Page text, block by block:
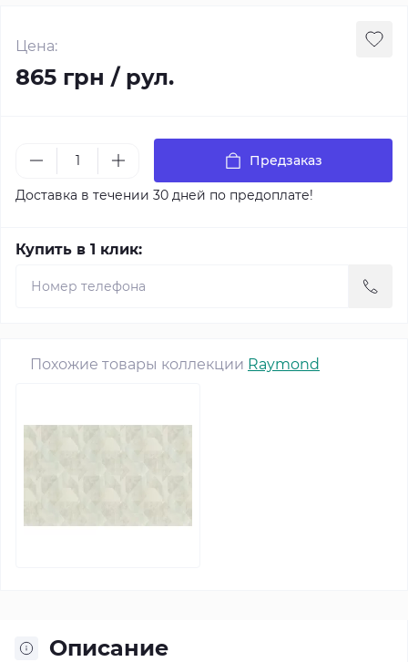
Цена:
865 грн / рул.
Предзаказ
Доставка в течении 30 дней по предоплате!
Купить в 1 клик:
Похожие товары коллекции Raymond
Описание